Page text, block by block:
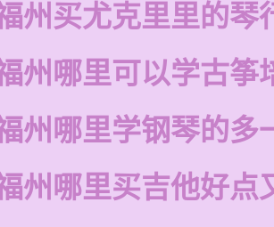
州买尤克里里的琴
州哪里可以学古筝
州哪里学钢琴的多
州哪里买吉他好点